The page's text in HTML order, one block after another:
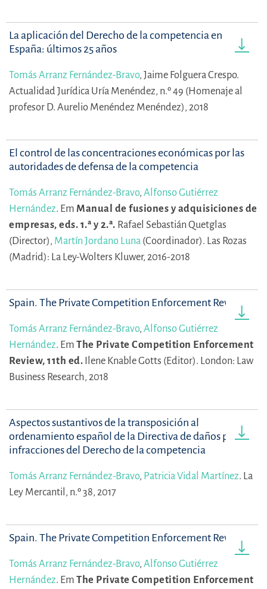
La aplicación del Derecho de la competencia en
España: últimos 25 años
Tomás Arranz Fernández-Bravo, Jaime Folguera Crespo.
Actualidad Jurídica Uría Menéndez, n.º 49 (Homenaje al
profesor D. Aurelio Menéndez Menéndez), 2018
El control de las concentraciones económicas por las
autoridades de defensa de la competencia
Tomás Arranz Fernández-Bravo, Alfonso Gutiérrez
Hernández. Em Manual de fusiones y adquisiciones de
empresas, eds. 1.ª y 2.ª. Rafael Sebastián Quetglas
(Director), Martín Jordano Luna (Coordinador). Las Rozas
(Madrid): La Ley-Wolters Kluwer, 2016-2018
Spain. The Private Competition Enforcement Review
Tomás Arranz Fernández-Bravo, Alfonso Gutiérrez
Hernández. Em The Private Competition Enforcement
Review, 11th ed. Ilene Knable Gotts (Editor). London: Law
Business Research, 2018
Aspectos sustantivos de la transposición al
ordenamiento español de la Directiva de daños por
infracciones del Derecho de la competencia
Tomás Arranz Fernández-Bravo, Patricia Vidal Martínez. La
Ley Mercantil, n.º 38, 2017
Spain. The Private Competition Enforcement Review
Tomás Arranz Fernández-Bravo, Alfonso Gutiérrez
Hernández. Em The Private Competition Enforcement